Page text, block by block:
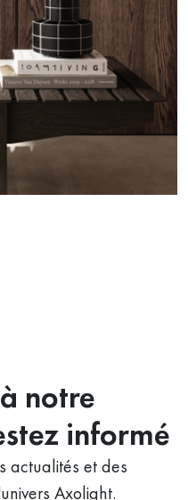
notre
informé
actualités et des
Axolight.